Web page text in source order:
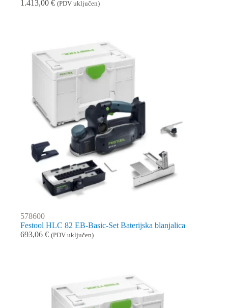
1.413,00 € (PDV uključen)
578600
Festool HLC 82 EB-Basic-Set Baterijska blanjalica
693,06 € (PDV uključen)